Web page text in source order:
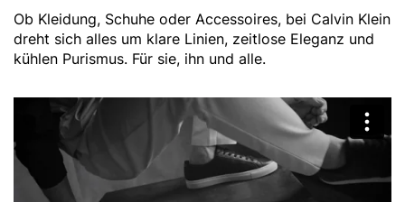
Ob Kleidung, Schuhe oder Accessoires, bei Calvin Klein
dreht sich alles um klare Linien, zeitlose Eleganz und
kühlen Purismus. Für sie, ihn und alle.